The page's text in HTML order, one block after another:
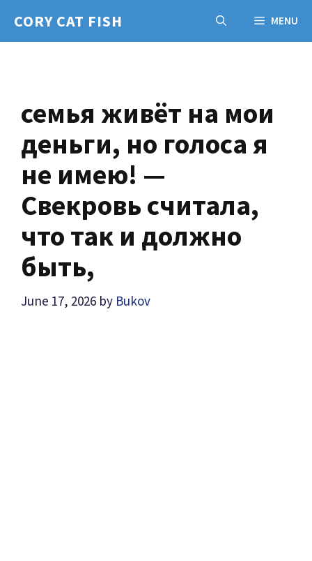
CORY CAT FISH MENU
семья живёт на мои
деньги, но голоса я
не имею! —
Свекровь считала,
что так и должно
быть,
June 17, 2026 by Bukov